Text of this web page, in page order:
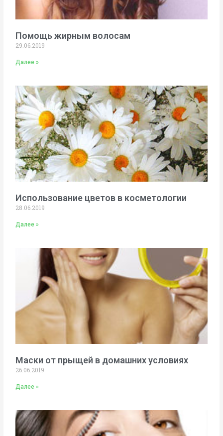
Помощь жирным волосам
29.06.2019
Далее »
Использование цветов в косметологии
28.06.2019
Далее »
Маски от прыщей в домашних условиях
26.06.2019
Далее »